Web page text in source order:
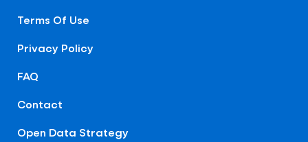
Terms Of Use
Privacy Policy
FAQ
Contact
Open Data Strategy